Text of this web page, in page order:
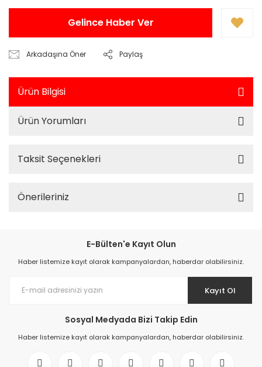
Gelince Haber Ver
Arkadaşına Öner Paylaş
Ürün Bilgisi
Ürün Yorumları
Taksit Seçenekleri
Önerileriniz
E-Bülten'e Kayıt Olun
Haber listemize kayıt olarak kampanyalardan, haberdar olabilirsiniz.
Kayıt Ol
Sosyal Medyada Bizi Takip Edin
Haber listemize kayıt olarak kampanyalardan, haberdar olabilirsiniz.